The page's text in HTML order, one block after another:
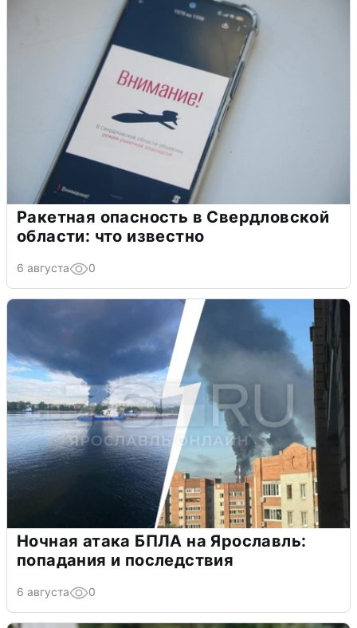
Ракетная опасность в Свердловской
области: что известно
6 августа 0
Ночная атака БПЛА на Ярославль:
попадания и последствия
6 августа 0